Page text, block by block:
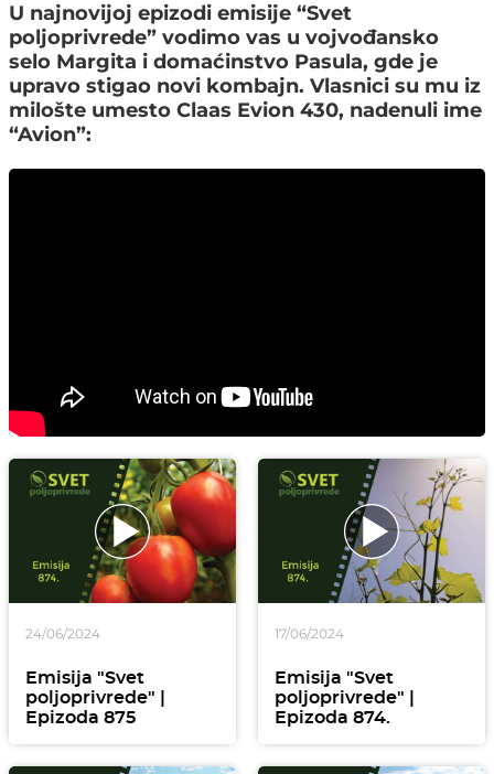
U najnovijoj epizodi emisije “Svet
poljoprivrede” vodimo vas u vojvođansko
selo Margita i domaćinstvo Pasula, gde je
upravo stigao novi kombajn. Vlasnici su mu iz
milošte umesto Claas Evion 430, nadenuli ime
“Avion”:
24/06/2024
Emisija "Svet
poljoprivrede" |
Epizoda 875
17/06/2024
Emisija "Svet
poljoprivrede" |
Epizoda 874.